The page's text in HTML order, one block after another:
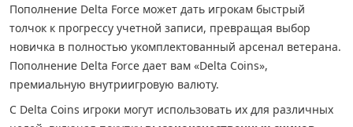
Пополнение Delta Force может дать игрокам быстрый
толчок к прогрессу учетной записи, превращая выбор
новичка в полностью укомплектованный арсенал ветерана.
Пополнение Delta Force дает вам «Delta Coins»,
премиальную внутриигровую валюту.
С Delta Coins игроки могут использовать их для различных